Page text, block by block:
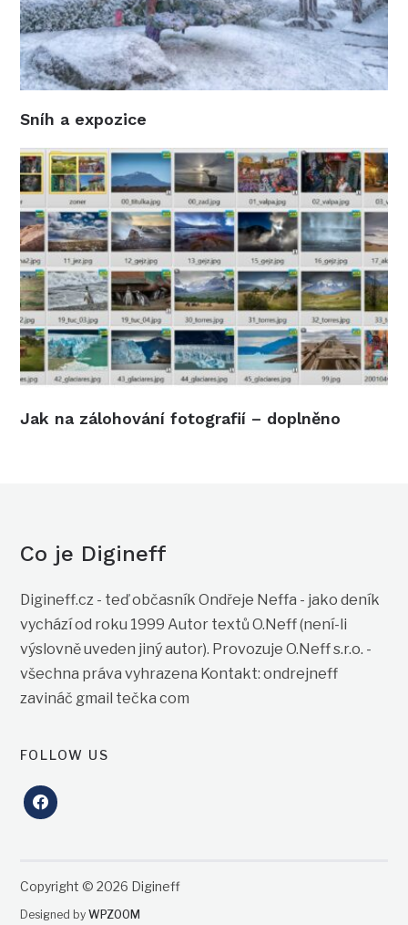
Sníh a expozice
Jak na zálohování fotografií – doplněno
Co je Digineff
Digineff.cz - teď občasník Ondřeje Neffa - jako deník
vychází od roku 1999 Autor textů O.Neff (není-li
výslovně uveden jiný autor). Provozuje O.Neff s.r.o. -
všechna práva vyhrazena Kontakt: ondrejneff
zavináč gmail tečka com
FOLLOW US
facebook
Copyright © 2026 Digineff
Designed byWPZOOM